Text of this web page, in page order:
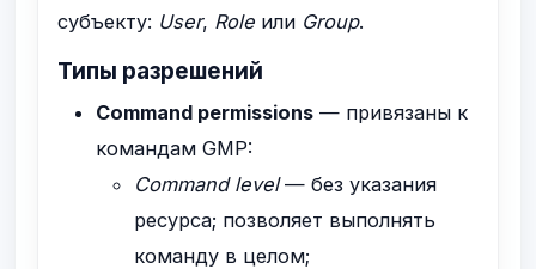
субъекту: User, Role или Group.
Типы разрешений
Command permissions — привязаны к
командам GMP:
Command level— без указания
ресурса; позволяет выполнять
команду в целом;